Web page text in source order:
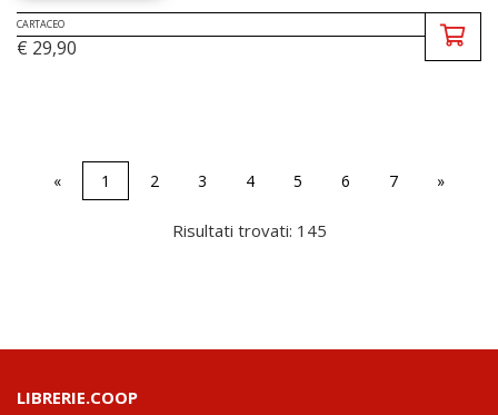
CARTACEO
€ 29,90
« 1 2 3 4 5 6 7 »
Risultati trovati: 145
LIBRERIE.COOP